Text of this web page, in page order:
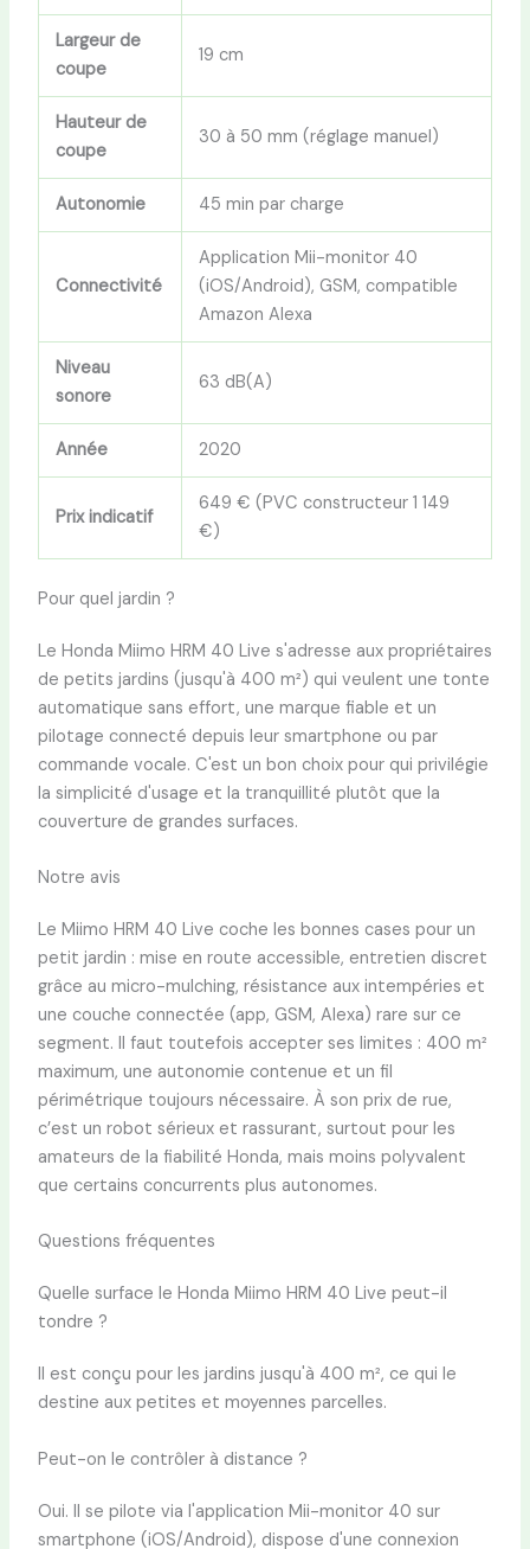
Largeur de
coupe
19 cm
Hauteur de
coupe
30 à 50 mm (réglage manuel)
Autonomie 45 min par charge
Connectivité
Application Mii-monitor 40
(iOS/Android), GSM, compatible
Amazon Alexa
Niveau
sonore
63 dB(A)
Année 2020
Prix indicatif
649 € (PVC constructeur 1 149
€)
Pour quel jardin ?
Le Honda Miimo HRM 40 Live s'adresse aux propriétaires
de petits jardins (jusqu'à 400 m²) qui veulent une tonte
automatique sans effort, une marque fiable et un
pilotage connecté depuis leur smartphone ou par
commande vocale. C'est un bon choix pour qui privilégie
la simplicité d'usage et la tranquillité plutôt que la
couverture de grandes surfaces.
Notre avis
Le Miimo HRM 40 Live coche les bonnes cases pour un
petit jardin : mise en route accessible, entretien discret
grâce au micro-mulching, résistance aux intempéries et
une couche connectée (app, GSM, Alexa) rare sur ce
segment. Il faut toutefois accepter ses limites : 400 m²
maximum, une autonomie contenue et un fil
périmétrique toujours nécessaire. À son prix de rue,
c’est un robot sérieux et rassurant, surtout pour les
amateurs de la fiabilité Honda, mais moins polyvalent
que certains concurrents plus autonomes.
Questions fréquentes
Quelle surface le Honda Miimo HRM 40 Live peut-il
tondre ?
Il est conçu pour les jardins jusqu'à 400 m², ce qui le
destine aux petites et moyennes parcelles.
Peut-on le contrôler à distance ?
Oui. Il se pilote via l'application Mii-monitor 40 sur
smartphone (iOS/Android), dispose d'une connexion